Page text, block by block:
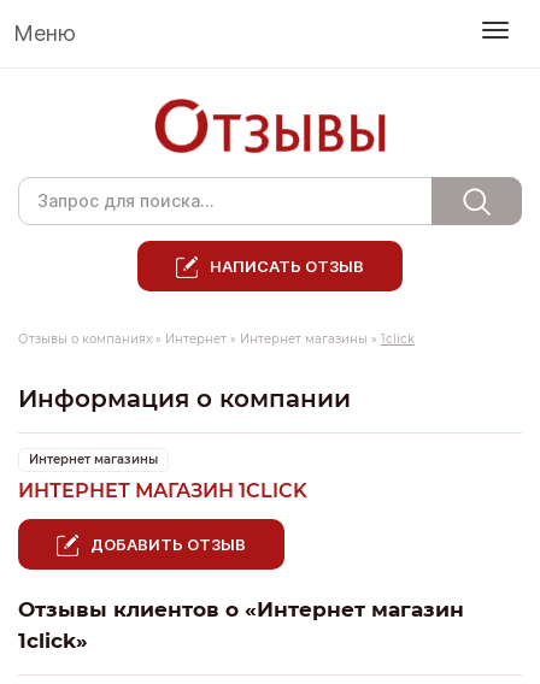
Меню
НАПИСАТЬ ОТЗЫВ
Отзывы о компаниях » Интернет » Интернет магазины » 1click
Информация о компании
Интернет магазины
ИНТЕРНЕТ МАГАЗИН 1CLICK
ДОБАВИТЬ ОТЗЫВ
Отзывы клиентов о «Интернет магазин
1click»